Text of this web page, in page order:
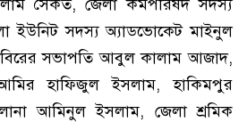
সৈকত, জেলা কর্মপরিষদ সদস্য
ইউনিট সদস্য অ্যাডভোকেট মাইনুল
সভাপতি আবুল কালাম আজাদ,
হাফিজুল ইসলাম, হাকিমপুর
আমিনুল ইসলাম, জেলা শ্রমিক